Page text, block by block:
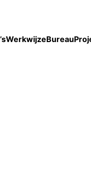
WerkwijzeBureau